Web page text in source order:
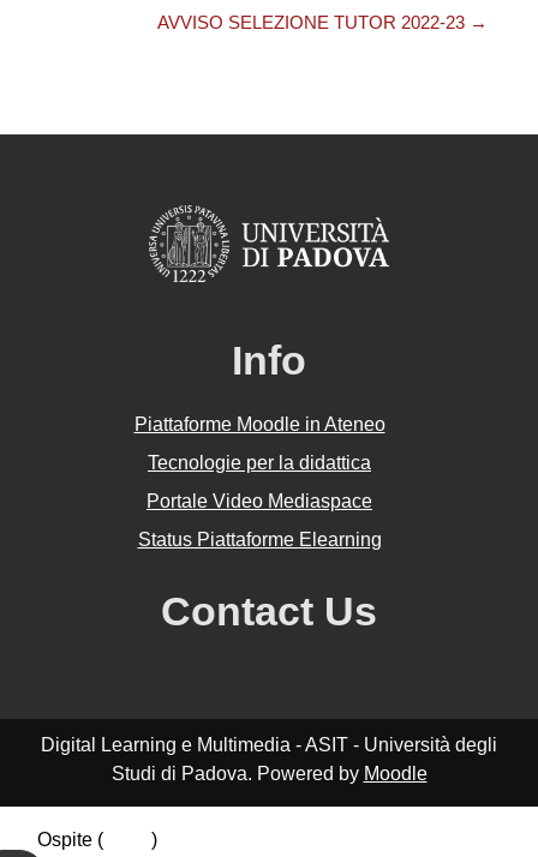
AVVISO SELEZIONE TUTOR 2022-23 →
Info
Piattaforme Moodle in Ateneo
Tecnologie per la didattica
Portale Video Mediaspace
Status Piattaforme Elearning
Contact Us
Digital Learning e Multimedia - ASIT - Università degli
Studi di Padova. Powered by Moodle
Ospite (
)